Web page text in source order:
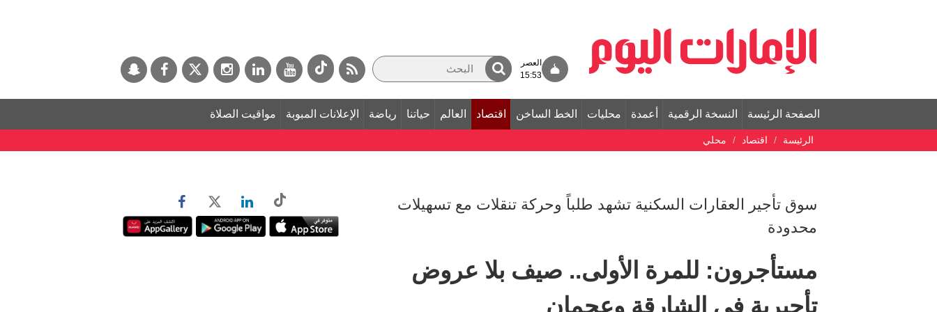
العصر
15:53
الصفحة الرئيسة النسخة الرقمية أعمدة محليات الخط الساخن اقتصاد العالم حياتنا رياضة الإعلانات المبوبة مواقيت الصلاة
الرئيسة اقتصاد محلي
سوق تأجير العقارات السكنية تشهد طلباً وحركة تنقلات مع تسهيلات
محدودة
مستأجرون: للمرة الأولى.. صيف بلا عروض
تأجيرية في الشارقة وعجمان